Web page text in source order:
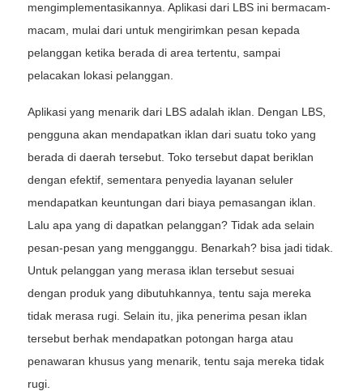
mengimplementasikannya. Aplikasi dari LBS ini bermacam-
macam, mulai dari untuk mengirimkan pesan kepada
pelanggan ketika berada di area tertentu, sampai
pelacakan lokasi pelanggan.
Aplikasi yang menarik dari LBS adalah iklan. Dengan LBS,
pengguna akan mendapatkan iklan dari suatu toko yang
berada di daerah tersebut. Toko tersebut dapat beriklan
dengan efektif, sementara penyedia layanan seluler
mendapatkan keuntungan dari biaya pemasangan iklan.
Lalu apa yang di dapatkan pelanggan? Tidak ada selain
pesan-pesan yang mengganggu. Benarkah? bisa jadi tidak.
Untuk pelanggan yang merasa iklan tersebut sesuai
dengan produk yang dibutuhkannya, tentu saja mereka
tidak merasa rugi. Selain itu, jika penerima pesan iklan
tersebut berhak mendapatkan potongan harga atau
penawaran khusus yang menarik, tentu saja mereka tidak
rugi.